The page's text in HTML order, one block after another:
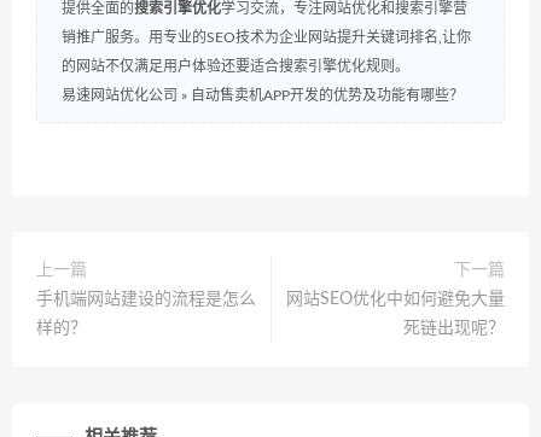
提供全面的搜索引擎优化学习交流，专注网站优化和搜索引擎营
销推广服务。用专业的SEO技术为企业网站提升关键词排名,让你
的网站不仅满足用户体验还要适合搜索引擎优化规则。
易速网站优化公司 » 自动售卖机APP开发的优势及功能有哪些？
上一篇
手机端网站建设的流程是怎么
样的？
下一篇
网站SEO优化中如何避免大量
死链出现呢？